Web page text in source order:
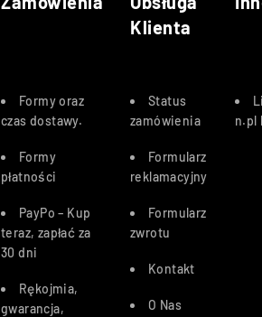
Klienta
Formy oraz
czas dostawy.
Formy
płatności
PayPo – Kup
teraz, zapłać za
30 dni
Rękojmia,
gwarancja,
Status
zamówienia
Formularz
reklamacyjny
Formularz
zwrotu
Kontakt
O Nas
n.pl